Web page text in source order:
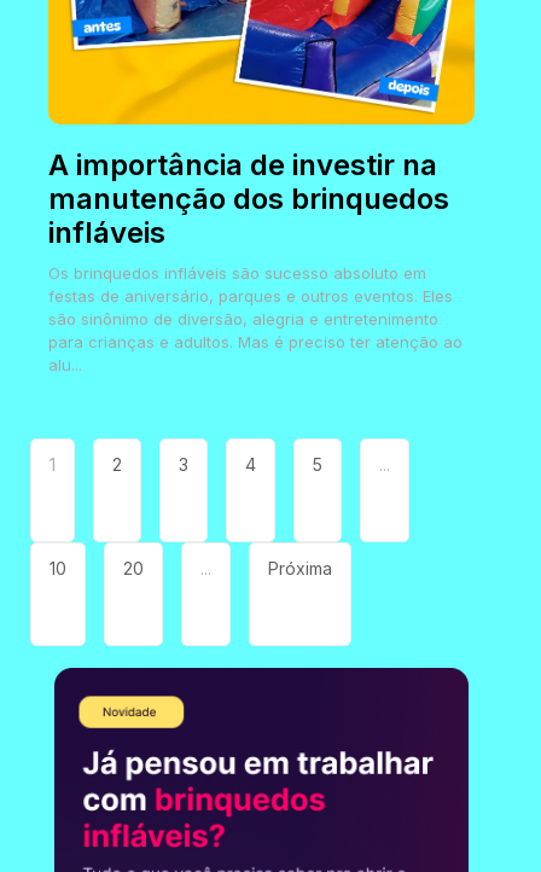
A importância de investir na
manutenção dos brinquedos
infláveis
Os brinquedos infláveis são sucesso absoluto em
festas de aniversário, parques e outros eventos. Eles
são sinônimo de diversão, alegria e entretenimento
para crianças e adultos. Mas é preciso ter atenção ao
alu...
1 2 3 4 5 ...
10 20 ... Próxima